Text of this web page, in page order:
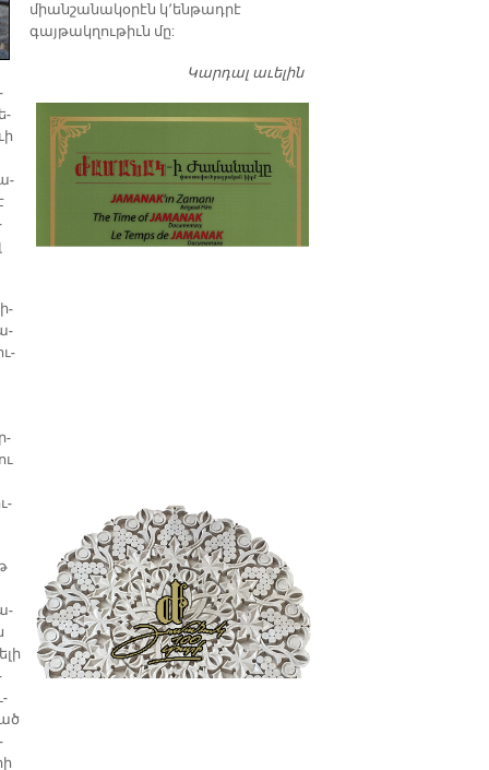
ա­
միանշանակօրէն կ՚ենթադրէ
գայթակղութիւն մը:
Կարդալ աւելինԴատել…